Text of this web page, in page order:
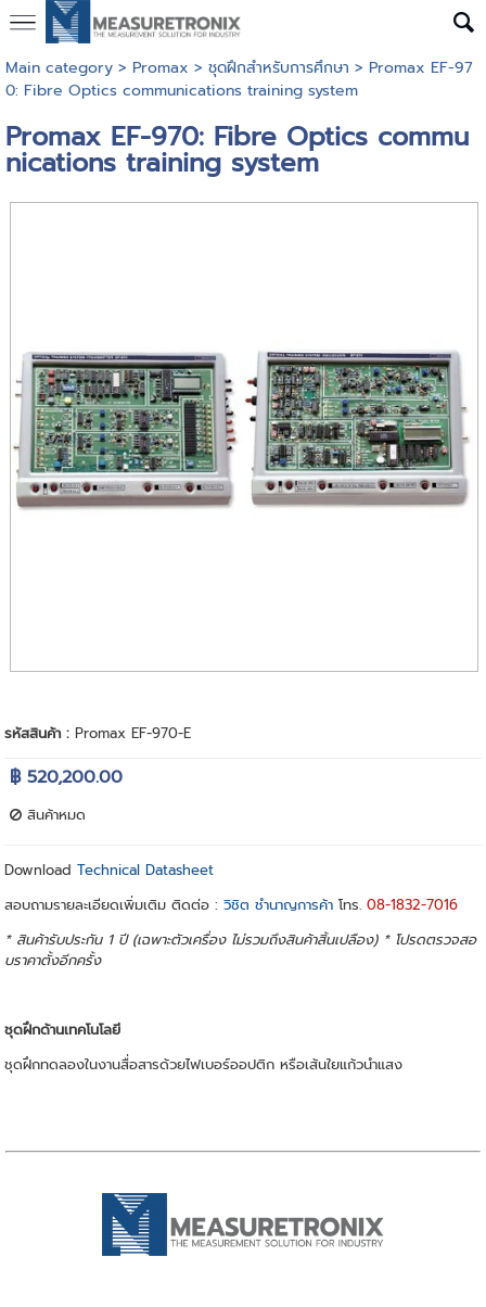
Main category> Promax > ชุดฝึกสำหรับการศึกษา > Promax EF-97
0: Fibre Optics communications training system
Promax EF-970: Fibre Optics commu
nications training system
รหัสสินค้า :Promax EF-970-E
฿ 520,200.00
สินค้าหมด
DownloadTechnical Datasheet
สอบถามรายละเอียดเพิ่มเติม ติดต่อ :วิชิต ชำนาญการค้า โทร.08-1832-7016
* สินค้ารับประกัน 1 ปี (เฉพาะตัวเครื่อง ไม่รวมถึงสินค้าสิ้นเปลือง) * โปรดตรวจสอ
บราคาตั้งอีกครั้ง
ชุดฝึกด้านเทคโนโลยี
ชุดฝึกทดลองในงานสื่อสารด้วยไฟเบอร์ออปติก หรือเส้นใยแก้วนำแสง